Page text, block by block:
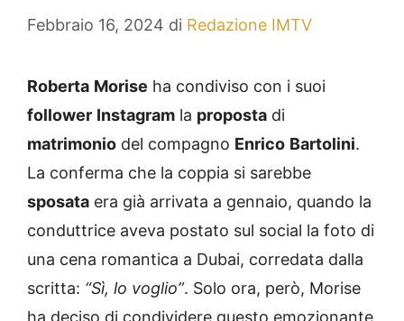
Febbraio 16, 2024 di Redazione IMTV
Roberta Morise ha condiviso con i suoi
follower Instagram la proposta di
matrimonio del compagno Enrico Bartolini.
La conferma che la coppia si sarebbe
sposata era già arrivata a gennaio, quando la
conduttrice aveva postato sul social la foto di
una cena romantica a Dubai, corredata dalla
scritta: “Sì, lo voglio”. Solo ora, però, Morise